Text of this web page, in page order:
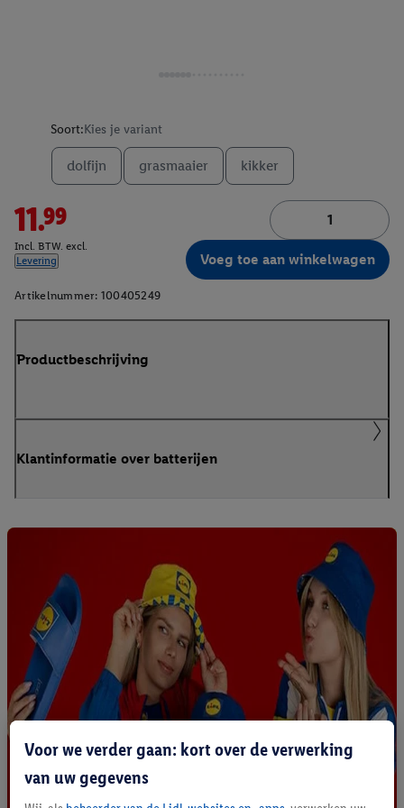
Soort:Kies je variant
dolfijn grasmaaier kikker
11.99
Incl. BTW. excl.
Levering
Voeg toe aan winkelwagen
Artikelnummer: 100405249
Productbeschrijving
Klantinformatie over batterijen
Voor we verder gaan: kort over de verwerking
van uw gegevens